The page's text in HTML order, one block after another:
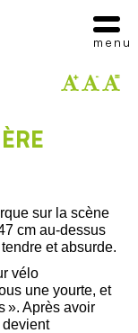
sur la scène
cm au-dessus
et absurde.
vélo
une yourte, et
». Après avoir
devient
menu